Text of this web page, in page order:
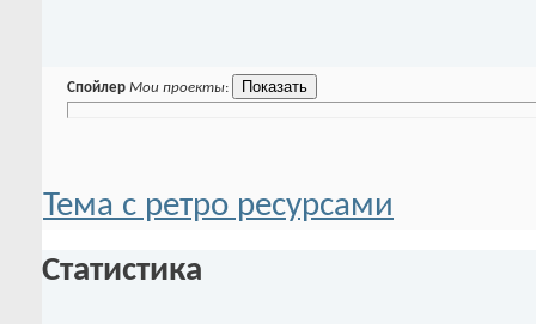
Спойлер Мои проекты:
Тема с ретро ресурсами
Статистика